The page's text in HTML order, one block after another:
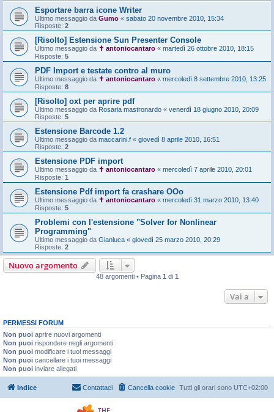
Esportare barra icone Writer
Ultimo messaggio da Gumo « sabato 20 novembre 2010, 15:34
Risposte: 2
[Risolto] Estensione Sun Presenter Console
Ultimo messaggio da ✝ antoniocantaro « martedì 26 ottobre 2010, 18:15
Risposte: 5
PDF Import e testate contro al muro
Ultimo messaggio da ✝ antoniocantaro « mercoledì 8 settembre 2010, 13:25
Risposte: 8
[Risolto] oxt per aprire pdf
Ultimo messaggio da Rosaria mastronardo « venerdì 18 giugno 2010, 20:09
Risposte: 5
Estensione Barcode 1.2
Ultimo messaggio da maccarini.f « giovedì 8 aprile 2010, 16:51
Risposte: 2
Estensione PDF import
Ultimo messaggio da ✝ antoniocantaro « mercoledì 7 aprile 2010, 20:01
Risposte: 1
Estensione Pdf import fa crashare OOo
Ultimo messaggio da ✝ antoniocantaro « mercoledì 31 marzo 2010, 13:40
Risposte: 5
Problemi con l'estensione "Solver for Nonlinear
Programming"
Ultimo messaggio da Gianluca « giovedì 25 marzo 2010, 20:29
Risposte: 2
Nuovo argomento
48 argomenti • Pagina 1 di 1
Vai a
PERMESSI FORUM
Non puoi aprire nuovi argomenti
Non puoi rispondere negli argomenti
Non puoi modificare i tuoi messaggi
Non puoi cancellare i tuoi messaggi
Non puoi inviare allegati
Indice Tutti gli orari sono UTC+02:00
Cancella cookie
Contattaci